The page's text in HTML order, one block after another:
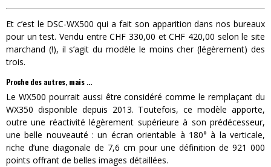
Et c’est le DSC-WX500 qui a fait son apparition dans nos bureaux
pour un test. Vendu entre CHF 330,00 et CHF 420,00 selon le site
marchand (!), il s’agit du modèle le moins cher (légèrement) des
trois.
Proche des autres, mais …
Le WX500 pourrait aussi être considéré comme le remplaçant du
WX350 disponible depuis 2013. Toutefois, ce modèle apporte,
outre une réactivité légèrement supérieure à son prédécesseur,
une belle nouveauté : un écran orientable à 180° à la verticale,
riche d’une diagonale de 7,6 cm pour une définition de 921 000
points offrant de belles images détaillées.